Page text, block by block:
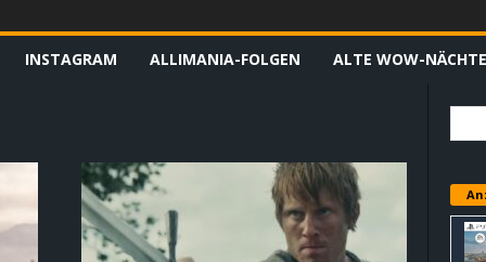
INSTAGRAM ALLIMANIA-FOLGEN ALTE WOW-NÄCHTE